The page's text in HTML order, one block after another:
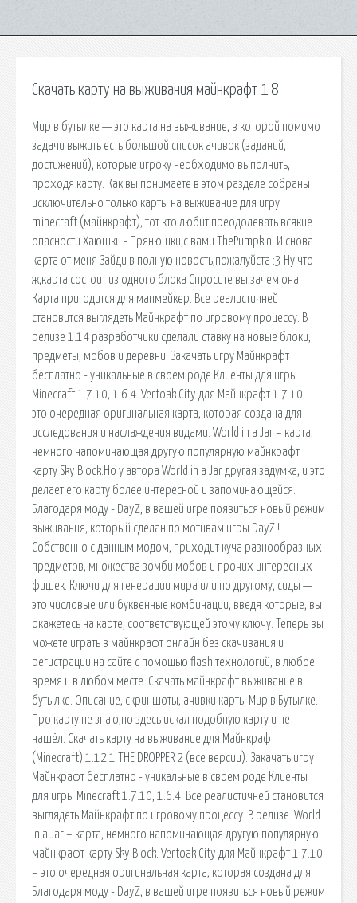
Скачать карту на выживания майнкрафт 1 8
Мир в бутылке — это карта на выживание, в которой помимо
задачи выжить есть большой список ачивок (заданий,
достижений), которые игроку необходимо выполнить,
проходя карту. Как вы понимаете в этом разделе собраны
исключительно только карты на выживание для игру
minecraft (майнкрафт), тот кто любит преодолевать всякие
опасности Хаюшки - Прянюшки,с вами ThePumpkin. И снова
карта от меня Зайди в полную новость,пожалуйста :3 Ну что
ж,карта состоит из одного блока Спросите вы,зачем она
Карта пригодится для мапмейкер. Все реалистичней
становится выглядеть Майнкрафт по игровому процессу. В
релизе 1.14 разработчики сделали ставку на новые блоки,
предметы, мобов и деревни. Закачать игру Майнкрафт
бесплатно - уникальные в своем роде Клиенты для игры
Minecraft 1.7.10, 1.6.4. Vertoak City для Майнкрафт 1.7.10 –
это очередная оригинальная карта, которая создана для
исследования и наслаждения видами. World in a Jar – карта,
немного напоминающая другую популярную майнкрафт
карту Sky Block.Но у автора World in a Jar другая задумка, и это
делает его карту более интересной и запоминающейся.
Благодаря моду - DayZ, в вашей игре появиться новый режим
выживания, который сделан по мотивам игры DayZ !
Собственно с данным модом, приходит куча разнообразных
предметов, множества зомби мобов и прочих интересных
фишек. Ключи для генерации мира или по другому, сиды —
это числовые или буквенные комбинации, введя которые, вы
окажетесь на карте, соответствующей этому ключу. Теперь вы
можете играть в майнкрафт онлайн без скачивания и
регистрации на сайте с помощью flash технологий, в любое
время и в любом месте. Скачать майнкрафт выживание в
бутылке. Описание, скриншоты, ачивки карты Мир в Бутылке.
Про карту не знаю,но здесь искал подобную карту и не
нашёл. Скачать карту на выживание для Майнкрафт
(Minecraft) 1.12.1 THE DROPPER 2 (все версии). Закачать игру
Майнкрафт бесплатно - уникальные в своем роде Клиенты
для игры Minecraft 1.7.10, 1.6.4. Все реалистичней становится
выглядеть Майнкрафт по игровому процессу. В релизе. World
in a Jar – карта, немного напоминающая другую популярную
майнкрафт карту Sky Block. Vertoak City для Майнкрафт 1.7.10
– это очередная оригинальная карта, которая создана для.
Благодаря моду - DayZ, в вашей игре появиться новый режим